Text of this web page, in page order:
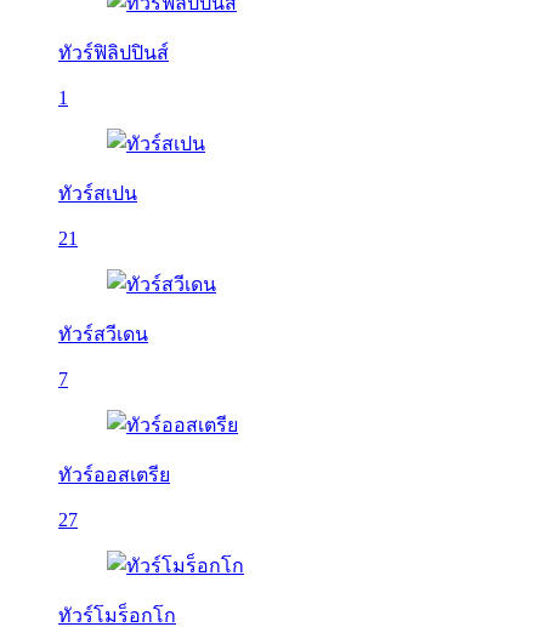
ทัวร์ฟิลิปปินส์
1
ทัวร์สเปน
21
ทัวร์สวีเดน
7
ทัวร์ออสเตรีย
27
ทัวร์โมร็อกโก